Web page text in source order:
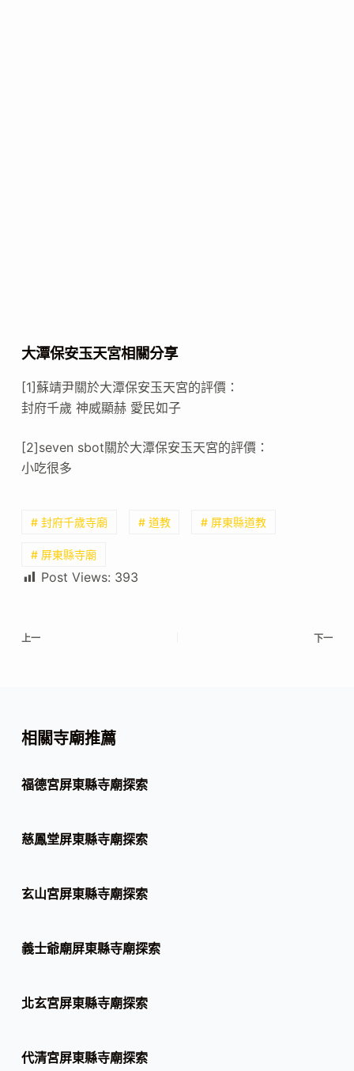
大潭保安玉天宮相關分享
[1]蘇靖尹關於大潭保安玉天宮的評價：
封府千歲 神威顯赫 愛民如子
[2]seven sbot關於大潭保安玉天宮的評價：
小吃很多
# 封府千歲寺廟 # 道教 # 屏東縣道教
# 屏東縣寺廟
Post Views: 393
上一 下一
相關寺廟推薦
福德宮屏東縣寺廟探索
慈鳳堂屏東縣寺廟探索
玄山宮屏東縣寺廟探索
義士爺廟屏東縣寺廟探索
北玄宮屏東縣寺廟探索
代清宮屏東縣寺廟探索